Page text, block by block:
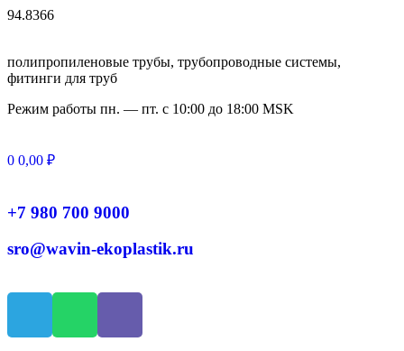
94.8366
полипропиленовые трубы, трубопроводные системы,
фитинги для труб
Режим работы пн. — пт. с 10:00 до 18:00 MSK
0 0,00 ₽
+7 980 700 9000
sro@wavin-ekoplastik.ru